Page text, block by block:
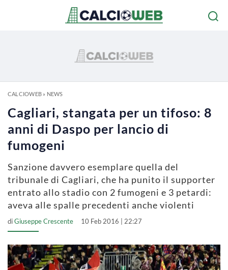
CALCIOWEB» NEWS
Cagliari, stangata per un tifoso: 8
anni di Daspo per lancio di
fumogeni
Sanzione davvero esemplare quella del
tribunale di Cagliari, che ha punito il supporter
entrato allo stadio con 2 fumogeni e 3 petardi:
aveva alle spalle precedenti anche violenti
diGiuseppe Crescente 10 Feb 2016 | 22:27